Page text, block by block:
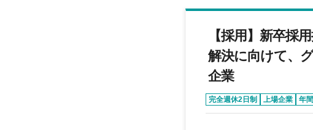
【採用】新卒採
解決に向けて、
企業
完全週休2日制 上場企業 年